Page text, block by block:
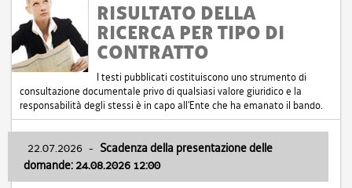
RISULTATO DELLA
RICERCA PER TIPO DI
CONTRATTO
I testi pubblicati costituiscono uno strumento di
consultazione documentale privo di qualsiasi valore giuridico e la
responsabilità degli stessi è in capo all'Ente che ha emanato il bando.
22.07.2026 - Scadenza della presentazione delle
domande: 24.08.2026 12:00